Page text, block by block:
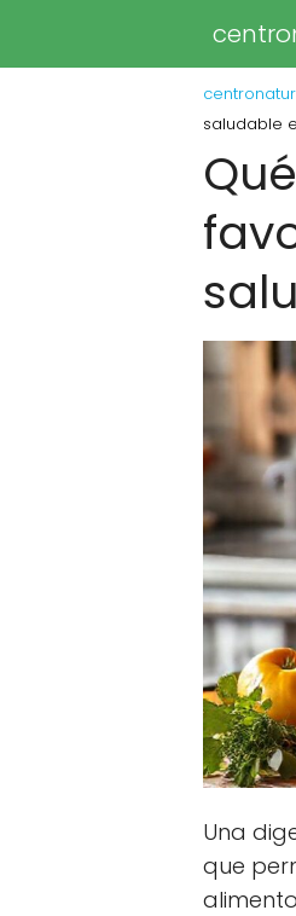
saludable
Una
que